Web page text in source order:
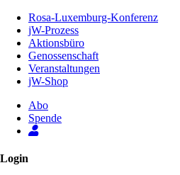
Inhalt
Seite
Rosa-Luxemburg-Konferenz
jW-Prozess
Aktionsbüro
Genossenschaft
Veranstaltungen
jW-Shop
Abo
Spende
Login